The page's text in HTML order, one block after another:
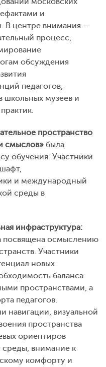
и
В центре внимания —
процесс,
обсуждения
педагогов,
школьных музеев и
пространство
смыслов» была
обучения. Участники
и международный
среды в
инфраструктура:
посвящена осмыслению
Участники
новых
баланса
пространствами, а
педагогов.
навигации, визуальной
пространства
ориентиров
среды, внимание к
комфорту и